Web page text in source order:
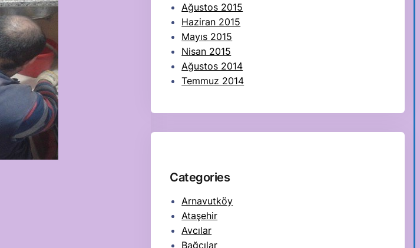
Ağustos 2015
Haziran 2015
Mayıs 2015
Nisan 2015
Ağustos 2014
Temmuz 2014
Categories
Arnavutköy
Ataşehir
Avcılar
Bağcılar